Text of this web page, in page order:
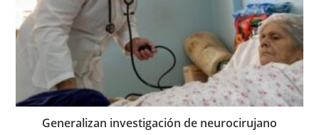
Generalizan investigación de neurocirujano